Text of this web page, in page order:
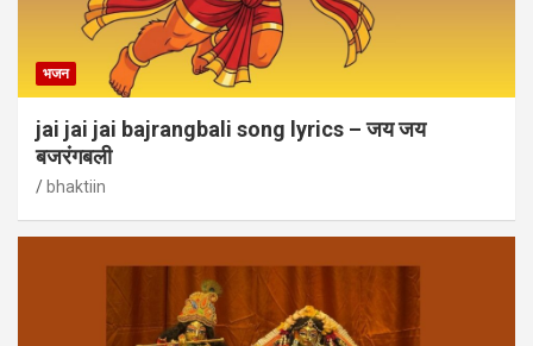
भजन
jai jai jai bajrangbali song lyrics – जय जय
बजरंगबली
bhaktiin